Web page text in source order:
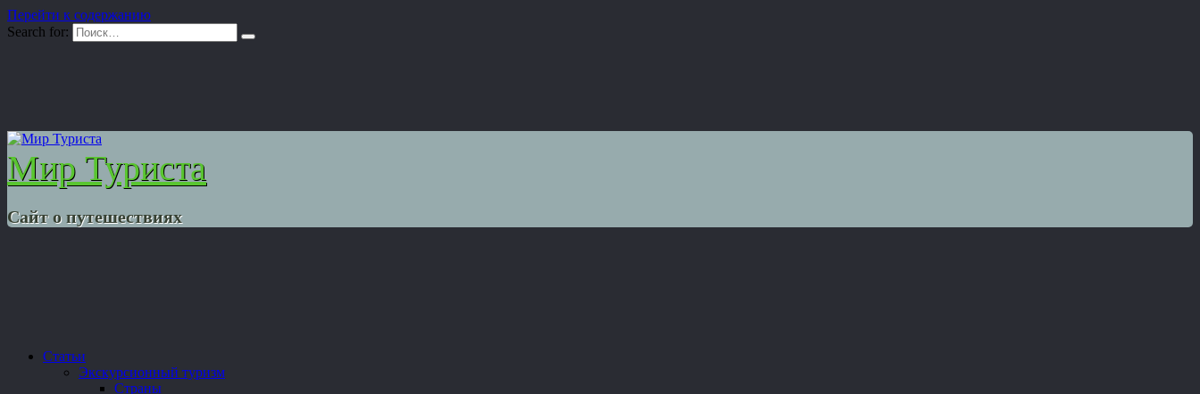
Перейти к содержанию
Search for:
Мир Туриста
Сайт о путешествиях
Статьи
Экскурсионный туризм
Страны